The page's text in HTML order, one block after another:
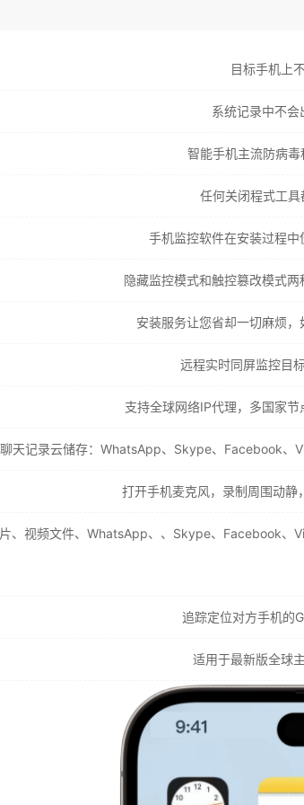
目标手机上
系统记录中不会
智能手机主流防病毒
任何关闭程式工具
手机监控软件在安装过程中
隐藏监控模式和触控篡改模式两
安装服务让您省却一切麻烦
远程实时同屏监控目
支持全球网络IP代理，多国家节
聊天记录云储存：WhatsApp、Skype、Facebook、
打开手机麦克风，录制周围动
、视频文件、WhatsApp、、Skype、Facebook、
追踪定位对方手机的
适用于最新版全球